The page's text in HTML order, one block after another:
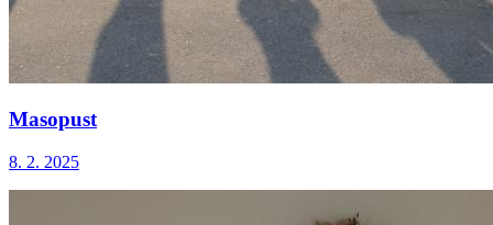
Masopust
8. 2. 2025